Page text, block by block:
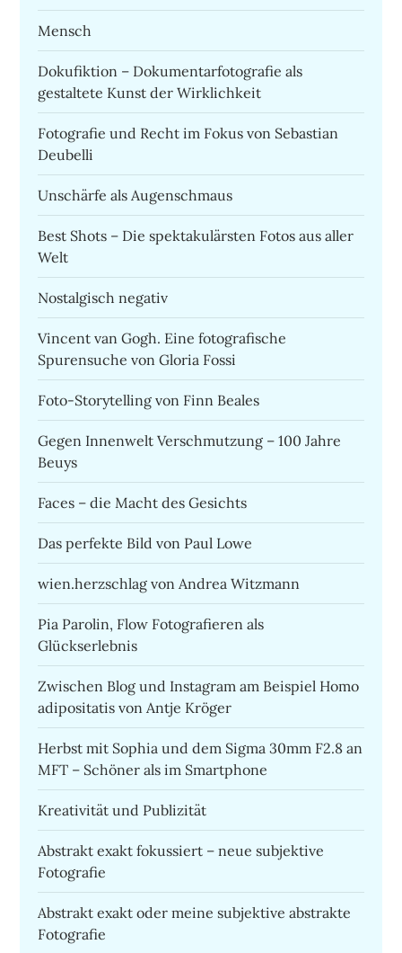
Mensch
Dokufiktion – Dokumentarfotografie als
gestaltete Kunst der Wirklichkeit
Fotografie und Recht im Fokus von Sebastian
Deubelli
Unschärfe als Augenschmaus
Best Shots – Die spektakulärsten Fotos aus aller
Welt
Nostalgisch negativ
Vincent van Gogh. Eine fotografische
Spurensuche von Gloria Fossi
Foto-Storytelling von Finn Beales
Gegen Innenwelt Verschmutzung – 100 Jahre
Beuys
Faces – die Macht des Gesichts
Das perfekte Bild von Paul Lowe
wien.herzschlag von Andrea Witzmann
Pia Parolin, Flow Fotografieren als
Glückserlebnis
Zwischen Blog und Instagram am Beispiel Homo
adipositatis von Antje Kröger
Herbst mit Sophia und dem Sigma 30mm F2.8 an
MFT – Schöner als im Smartphone
Kreativität und Publizität
Abstrakt exakt fokussiert – neue subjektive
Fotografie
Abstrakt exakt oder meine subjektive abstrakte
Fotografie